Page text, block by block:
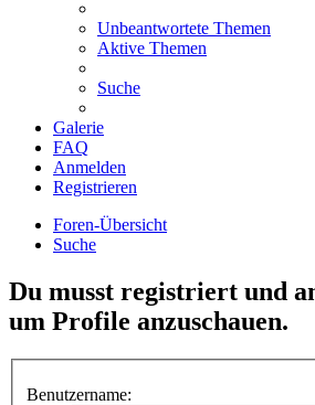
Unbeantwortete Themen
Aktive Themen
Suche
Galerie
FAQ
Anmelden
Registrieren
Foren-Übersicht
Suche
Du musst registriert und
um Profile anzuschauen.
Benutzername: